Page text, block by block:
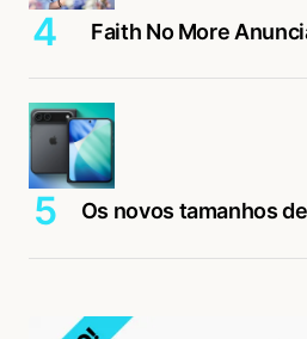
Faith No More
Os novos tamanhos